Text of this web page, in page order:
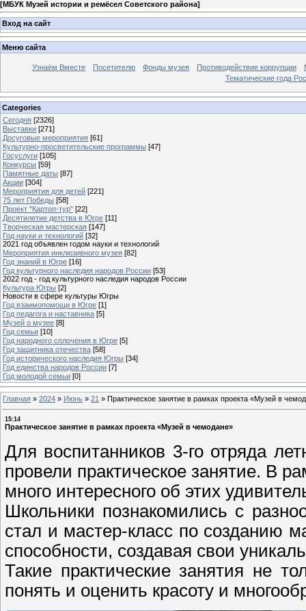
[МБУК Музей истории и ремёсел Советского района]
Вход на сайт
Меню сайта
Узнаём Вместе Посетителю Фонды музея Противодействие коррупции
Тематические года
Categories
Сегодня [2326]
Выставки [271]
Досуговые мероприятия [61]
Культурно-просветительские программы [47]
Госуслуги [105]
Конкурсы [59]
Памятные даты [87]
Акции [304]
Мероприятия для детей [221]
75 лет Победы [58]
Проект "Картоп-тур" [22]
Десятилетие детства в Югре [11]
Творческая мастерская [147]
Год науки и технологий [32]
2021 год объявлен годом науки и технологий
Мероприятия инклюзивного музея [82]
Год знаний в Югре [16]
Год культурного наследия народов России [53]
2022 год - год культурного наследия народов России
Культура Югры [2]
Новости в сфере культуры Югры
Год взаимопомощи в Югре [1]
Год педагога и наставника [5]
Музей о музее [8]
Год семьи [10]
Год народного сплочения в Югре [5]
Год защитника отечества [58]
Год исторического наследия Югры [34]
Год единства народов России [7]
Год молодой семьи [0]
Главная » 2024 » Июнь » 21 » Практическое занятие в рамках проекта «Музей в
15:14
Практическое занятие в рамках проекта «Музей в чемодане»
Для воспитанников 3-го отряда
провели практическое занятие. В
много интересного об этих
Школьники познакомились с
стал и мастер-класс по созданию
способности, создавая свои
Такие практические занятия не
понять и оценить красоту и